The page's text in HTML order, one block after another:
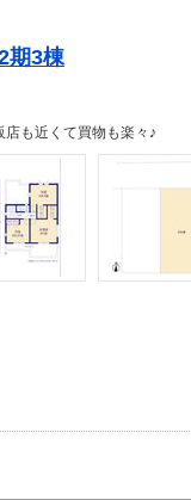
期3棟
も近くて買物も楽々♪